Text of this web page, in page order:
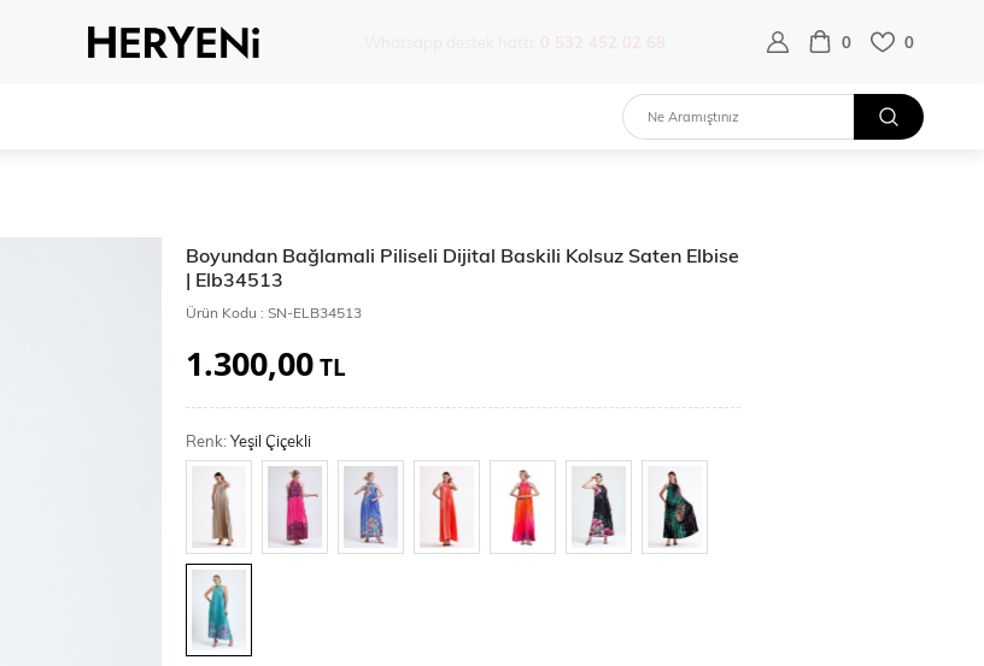
0 0
Boyundan Bağlamali Piliseli Dijital Baskili Kolsuz Saten Elbise
| Elb34513
Ürün Kodu : SN-ELB34513
1.300,00TL
Renk:Yeşil Çiçekli